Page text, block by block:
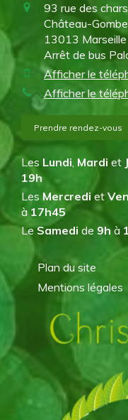
93 rue des chars
Château-
13013 Marseille
Arrêt de bus
Afficher le
Afficher le
Prendre rendez-vous
Les Lundi, Mardi et
19h
Les Mercrediet
à 17h45
LeSamedi de 9hà
Plan du site
Mentions légales